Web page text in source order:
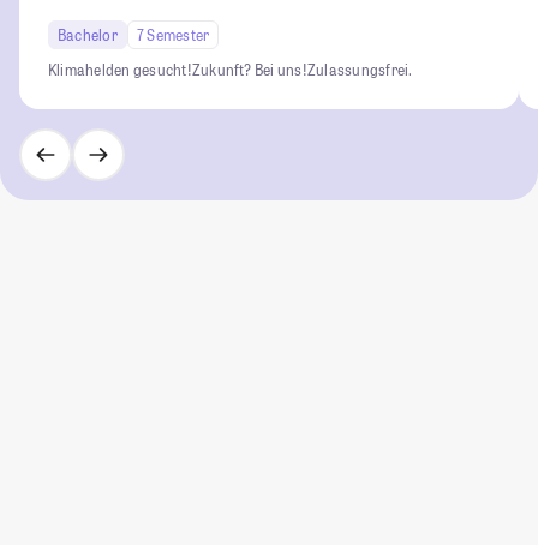
Bachelor
7 Semester
Klimahelden gesucht!Zukunft? Bei uns!Zulassungsfrei.